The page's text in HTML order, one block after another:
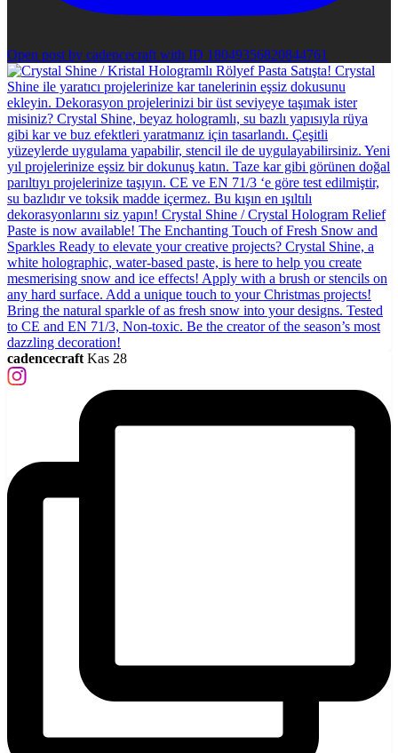
Open post by cadencecraft with ID 18049356820844761
cadencecraft Kas 28